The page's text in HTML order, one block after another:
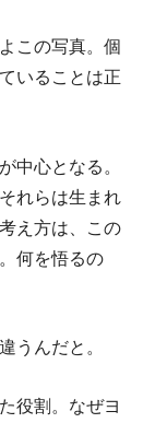
この写真。個
いることは正
中心となる。
れらは生まれ
え方は、この
何を悟るの
うんだと。
役割。なぜヨ